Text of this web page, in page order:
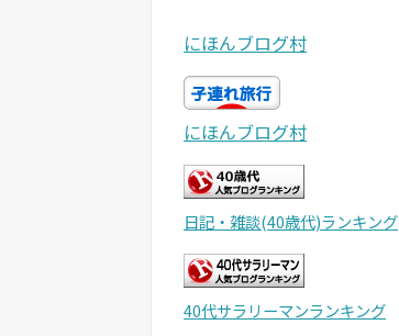
にほんブログ村
にほんブログ村
日記・雑談(40歳代)ランキング
40代サラリーマンランキング